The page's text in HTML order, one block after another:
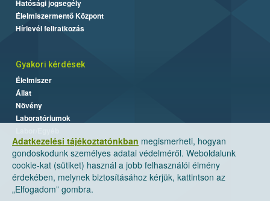
Adatkezelési tájékoztatónkban megismerheti, hogyan
gondoskodunk személyes adatai védelméről. Weboldalunk
cookie-kat (sütiket) használ a jobb felhasználói élmény
érdekében, melynek biztosításához kérjük, kattintson az
„Elfogadom” gombra.
Hatósági jogsegély
Élelmiszermentő Központ
Hírlevél feliratkozás
Gyakori kérdések
Élelmiszer
Állat
Növény
Laboratóriumok